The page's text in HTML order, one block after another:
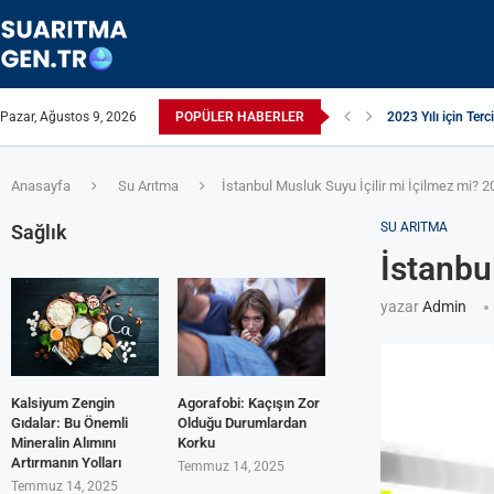
Pazar, Ağustos 9, 2026 POPÜLER HABERLER Suyun TDS
Anasayfa Su Arıtma İstanbul Musluk Suyu İçilir mi İçilmez mi?
SU ARITMA
yazarAdmin
Sağlık
Kalsiyum Zengin
Gıdalar: Bu Önemli
Mineralin Alımını
Artırmanın Yolları
Temmuz 14, 2025
Agorafobi: Kaçışın Zor
Olduğu Durumlardan
Korku
Temmuz 14, 2025